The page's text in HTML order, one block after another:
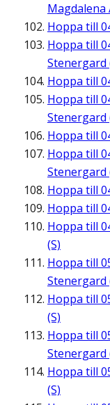
Magdalena
Hoppa till
Hoppa till
Stenergard
Hoppa till
Hoppa till
Stenergard
Hoppa till
Hoppa till
Stenergard
Hoppa till
Hoppa till
Hoppa till
(S)
Hoppa till
Stenergard
Hoppa till
(S)
Hoppa till
Stenergard
Hoppa till
(S)